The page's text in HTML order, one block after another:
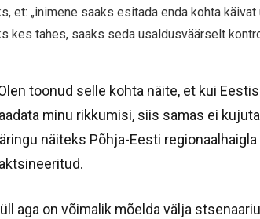
et: „inimene saaks esitada enda kohta
kes tahes, saaks seda usaldusväärselt
toonud selle kohta näite, et kui
minu rikkumisi, siis samas ei
näiteks Põhja-Eesti
aga on võimalik mõelda välja